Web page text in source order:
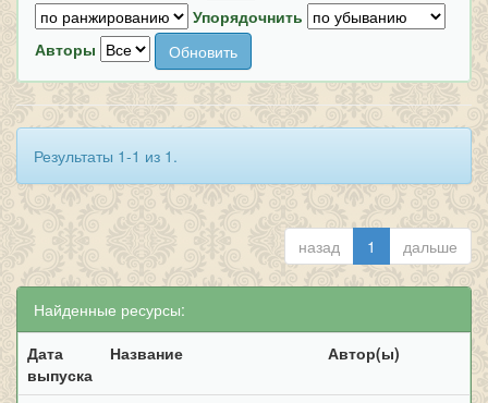
Упорядочнить
Авторы
Результаты 1-1 из 1.
назад 1 дальше
Найденные ресурсы:
Дата
выпуска
Название Автор(ы)